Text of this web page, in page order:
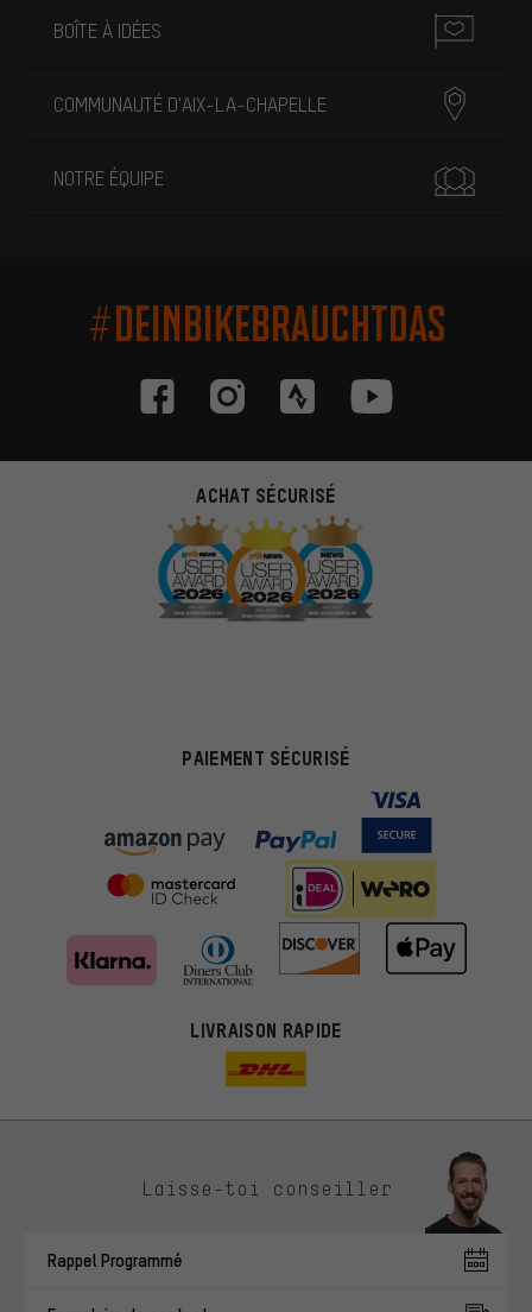
BOÎTE À IDÉES
COMMUNAUTÉ D'AIX-LA-CHAPELLE
NOTRE ÉQUIPE
#DEINBIKEBRAUCHTDAS
ACHAT SÉCURISÉ
PAIEMENT SÉCURISÉ
LIVRAISON RAPIDE
Laisse-toi conseiller
Rappel Programmé
Des offres plus adaptées
Au lieu de pubs au hasard, nous afficherons des offres plus
intérêts et à te présenter des offres et des conseils sur mesure.
Plus de performance